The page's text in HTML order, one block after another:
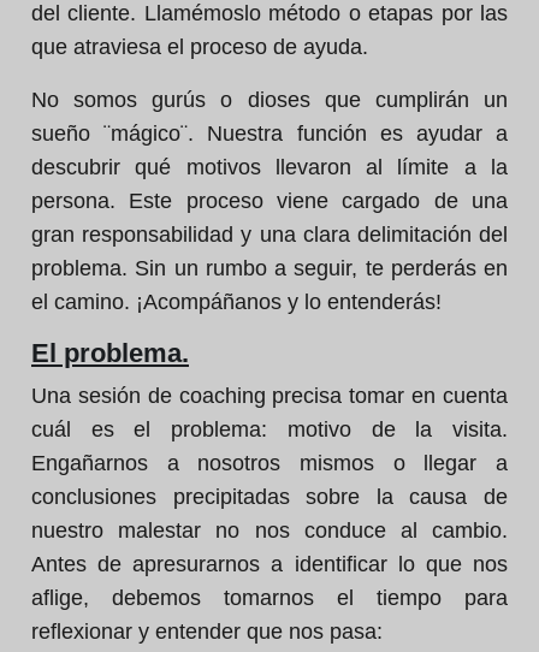
del cliente. Llamémoslo método o etapas por las
que atraviesa el proceso de ayuda.
No somos gurús o dioses que cumplirán un
sueño ¨mágico¨. Nuestra función es ayudar a
descubrir qué motivos llevaron al límite a la
persona. Este proceso viene cargado de una
gran responsabilidad y una clara delimitación del
problema. Sin un rumbo a seguir, te perderás en
el camino. ¡Acompáñanos y lo entenderás!
El problema.
Una sesión de coaching precisa tomar en cuenta
cuál es el problema: motivo de la visita.
Engañarnos a nosotros mismos o llegar a
conclusiones precipitadas sobre la causa de
nuestro malestar no nos conduce al cambio.
Antes de apresurarnos a identificar lo que nos
aflige, debemos tomarnos el tiempo para
reflexionar y entender que nos pasa: